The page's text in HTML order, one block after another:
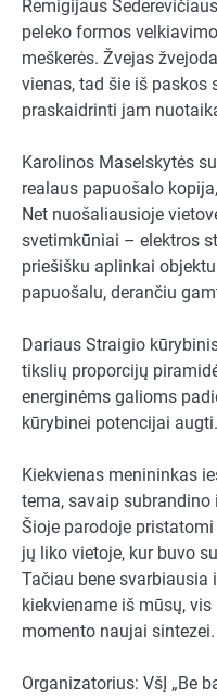
Remigijaus
peleko formos
meškerės. Žvejas
vienas, tad šie iš paskos
praskaidrinti jam
Karolinos Maselskytės
realaus papuošalo
Net nuošaliausioje
svetimkūniai – elektros
priešišku aplinkai
papuošalu, derančiu
Dariaus Straigio
tikslių proporcijų
energinėms galioms
kūrybinei potencijai augti.
Kiekvienas menininkas
tema, savaip
Šioje parodoje
jų liko vietoje, kur buvo
Tačiau bene svarbiausia
kiekviename iš mūsų,
momento naujai sintezei.
Organizatorius: VšĮ „Be